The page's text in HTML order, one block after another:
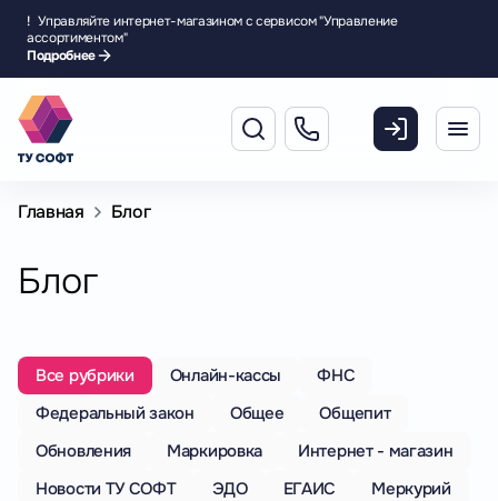
! Управляйте интернет-магазином с сервисом "Управление
ассортиментом"
Подробнее
Главная Блог
Блог
Все рубрики Онлайн-кассы
ФНС
Федеральный закон
Общее
Общепит
Обновления
Маркировка
Интернет - магазин
Новости ТУ СОФТ
ЭДО ЕГАИС Меркурий